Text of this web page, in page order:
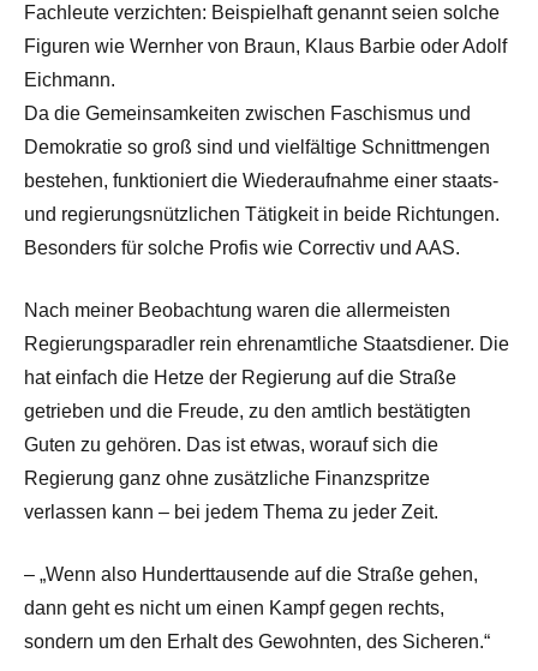
Fachleute verzichten: Beispielhaft genannt seien solche
Figuren wie Wernher von Braun, Klaus Barbie oder Adolf
Eichmann.
Da die Gemeinsamkeiten zwischen Faschismus und
Demokratie so groß sind und vielfältige Schnittmengen
bestehen, funktioniert die Wiederaufnahme einer staats-
und regierungsnützlichen Tätigkeit in beide Richtungen.
Besonders für solche Profis wie Correctiv und AAS.
Nach meiner Beobachtung waren die allermeisten
Regierungsparadler rein ehrenamtliche Staatsdiener. Die
hat einfach die Hetze der Regierung auf die Straße
getrieben und die Freude, zu den amtlich bestätigten
Guten zu gehören. Das ist etwas, worauf sich die
Regierung ganz ohne zusätzliche Finanzspritze
verlassen kann – bei jedem Thema zu jeder Zeit.
– „Wenn also Hunderttausende auf die Straße gehen,
dann geht es nicht um einen Kampf gegen rechts,
sondern um den Erhalt des Gewohnten, des Sicheren.“